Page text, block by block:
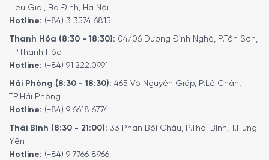
Liễu Giai, Ba Đình, Hà Nội
Hotline: (+84) 3 3574 6815
Thanh Hóa (8:30 - 18:30): 04/06 Dương Đình Nghệ, P.Tân Sơn,
TP.Thanh Hóa
Hotline: (+84) 91.222.0991
Hải Phòng (8:30 - 18:30): 465 Võ Nguyên Giáp, P.Lê Chân,
TP.Hải Phòng
Hotline: (+84) 9 6618 6774
Thái Bình (8:30 - 21:00): 33 Phan Bội Châu, P.Thái Bình, T.Hưng
Yên
Hotline: (+84) 9 7766 8966